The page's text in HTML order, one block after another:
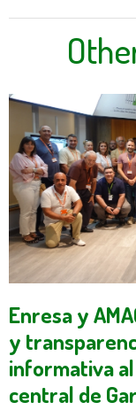
Enresa y
y
informativa
central de